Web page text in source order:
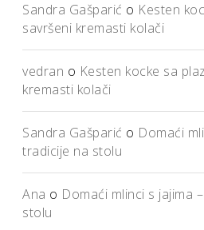
Sandra Gašparić o Kesten
savršeni kremasti kolači
vedran o Kesten kocke sa
kremasti kolači
Sandra Gašparić o Domaći
tradicije na stolu
Ana o Domaći mlinci s jajima
stolu